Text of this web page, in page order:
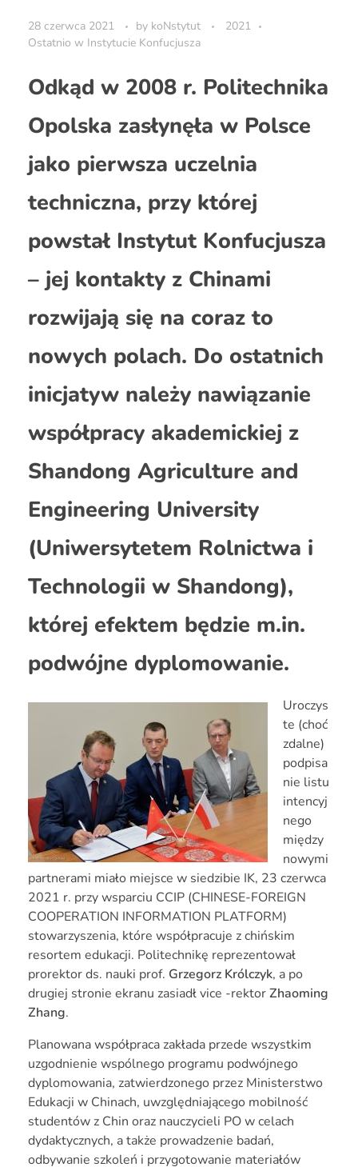
28 czerwca 2021 by koNstytut
2021
Ostatnio w Instytucie Konfucjusza
Odkąd w 2008 r. Politechnika
Opolska zasłynęła w Polsce
jako pierwsza uczelnia
techniczna, przy której
powstał Instytut Konfucjusza
– jej kontakty z Chinami
rozwijają się na coraz to
nowych polach. Do ostatnich
inicjatyw należy nawiązanie
współpracy akademickiej z
Shandong Agriculture and
Engineering University
(Uniwersytetem Rolnictwa i
Technologii w Shandong),
której efektem będzie m.in.
podwójne dyplomowanie.
Uroczys
te (choć
zdalne)
podpisa
nie listu
intencyj
nego
między
nowymi
partnerami miało miejsce w siedzibie IK, 23 czerwca
2021 r. przy wsparciu CCIP (CHINESE-FOREIGN
COOPERATION INFORMATION PLATFORM)
stowarzyszenia, które współpracuje z chińskim
resortem edukacji. Politechnikę reprezentował
prorektor ds. nauki prof. Grzegorz Królczyk, a po
drugiej stronie ekranu zasiadł vice -rektorZhaoming
Zhang.
Planowana współpraca zakłada przede wszystkim
uzgodnienie wspólnego programu podwójnego
dyplomowania, zatwierdzonego przez Ministerstwo
Edukacji w Chinach, uwzględniającego mobilność
studentów z Chin oraz nauczycieli PO w celach
dydaktycznych, a także prowadzenie badań,
odbywanie szkoleń i przygotowanie materiałów